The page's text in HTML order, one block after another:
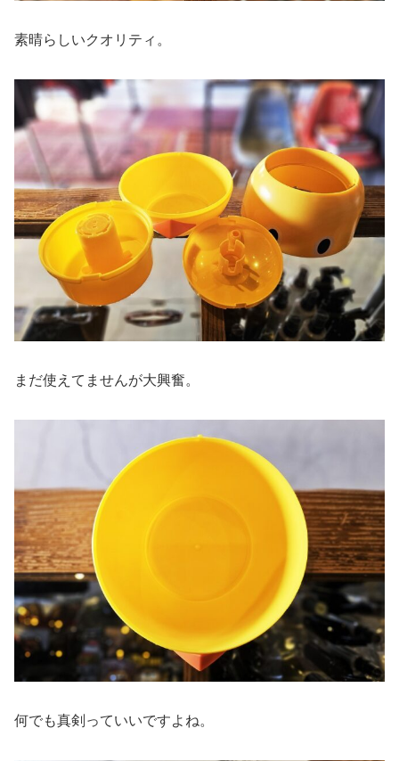
素晴らしいクオリティ。
まだ使えてませんが大興奮。
何でも真剣っていいですよね。